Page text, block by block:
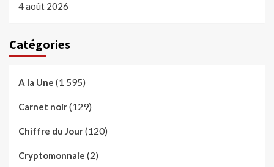
4 août 2026
Catégories
A la Une (1 595)
Carnet noir(129)
Chiffre du Jour(120)
Cryptomonnaie (2)